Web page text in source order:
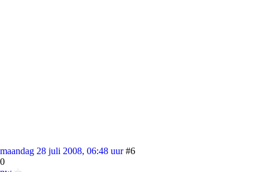
maandag 28 juli 2008, 06:48 uur #6
0